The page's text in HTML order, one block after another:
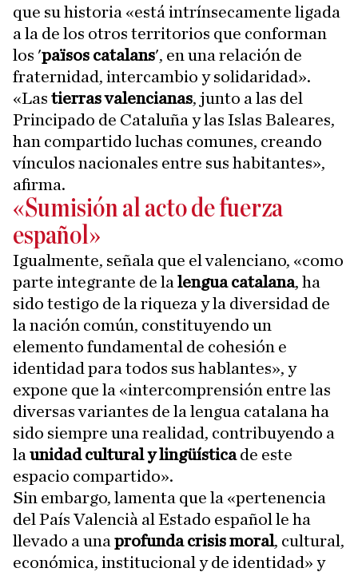
que su historia «está intrínsecamente ligada
a la de los otros territorios que conforman
los 'països catalans', en una relación de
fraternidad, intercambio y solidaridad».
«Las tierras valencianas, junto a las del
Principado de Cataluña y las Islas Baleares,
han compartido luchas comunes, creando
vínculos nacionales entre sus habitantes»,
afirma.
«Sumisión al acto de fuerza
español»
Igualmente, señala que el valenciano, «como
parte integrante de la lengua catalana, ha
sido testigo de la riqueza y la diversidad de
la nación común, constituyendo un
elemento fundamental de cohesión e
identidad para todos sus hablantes», y
expone que la «intercomprensión entre las
diversas variantes de la lengua catalana ha
sido siempre una realidad, contribuyendo a
la unidad cultural y lingüísticade este
espacio compartido».
Sin embargo, lamenta que la «pertenencia
del País Valencià al Estado español le ha
llevado a una profunda crisis moral, cultural,
económica, institucional y de identidad» y